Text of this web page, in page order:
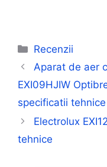
Categorii
Recenzii
Aparat de aer
EXI09HJIW
specificatii tehnice
Electrolux
tehnice